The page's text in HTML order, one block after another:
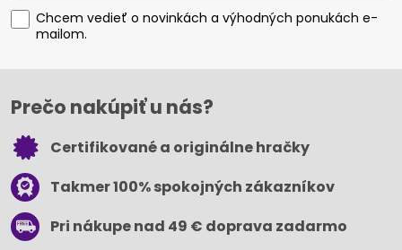
Chcem vedieť o novinkách a výhodných ponukách e-
mailom.
Prečo nakúpiť u nás?
Certifikované a originálne hračky
Takmer 100% spokojných zákazníkov
Pri nákupe nad 49 € doprava zadarmo